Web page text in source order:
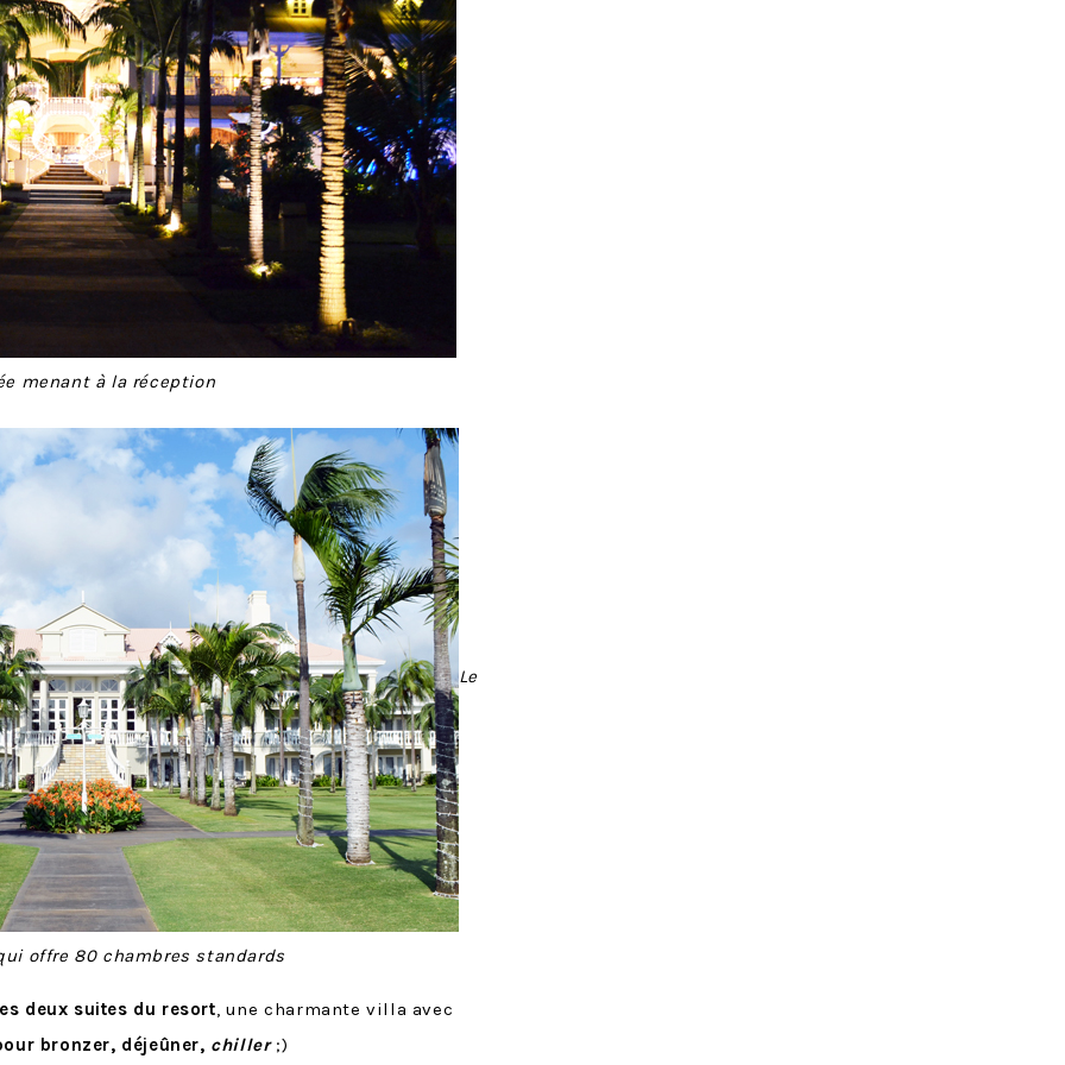
menant à la réception
Le
offre 80 chambres standards
deux suites du resort, une charmante villa avec
bronzer, déjeûner, chiller;)